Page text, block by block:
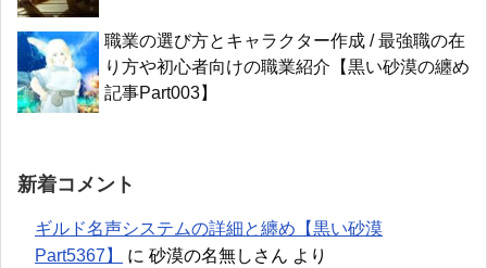
職業の選び方とキャラクター作成 / 最強職の在
り方や初心者向けの職業紹介【黒い砂漠の纏め
記事Part003】
新着コメント
ギルド名声システムの詳細と纏め【黒い砂漠
Part5367】
に 砂漠の名無しさん より